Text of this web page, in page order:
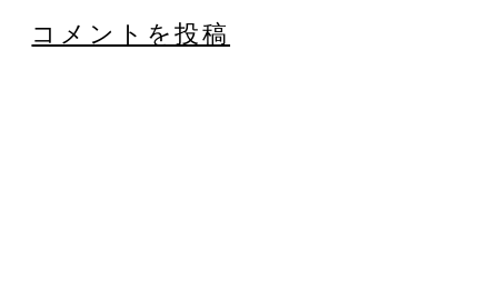
コメントを投稿